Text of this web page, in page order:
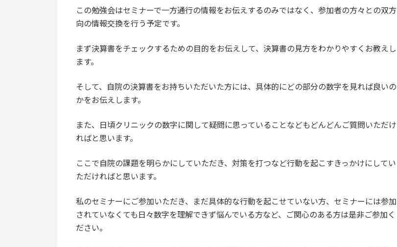
この勉強会はセミナーで一方通行の情報をお伝えするのみではなく、参加者の方々との双方
向の情報交換を行う予定です。
まず決算書をチェックするための目的をお伝えして、決算書の見方をわかりやすくお教えし
ます。
そして、自院の決算書をお持ちいただいた方には、具体的にどの部分の数字を見れば良いの
かをお伝えします。
また、日頃クリニックの数字に関して疑問に思っていることなどもどんどんご質問いただけ
ればと思います。
ここで自院の課題を明らかにしていただき、対策を打つなど行動を起こすきっかけにしてい
ただければと思います。
私のセミナーにご参加いただき、まだ具体的な行動を起こせていない方、セミナーには参加
されていなくても日々数字を理解できず悩んでいる方など、ご関心のある方は是非ご参加く
ださい。